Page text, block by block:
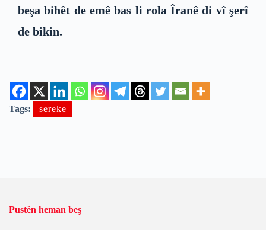
beşa bihêt de emê bas li rola Îranê di vî şerî
de bikin.
Tags: sereke
Pustên heman beş